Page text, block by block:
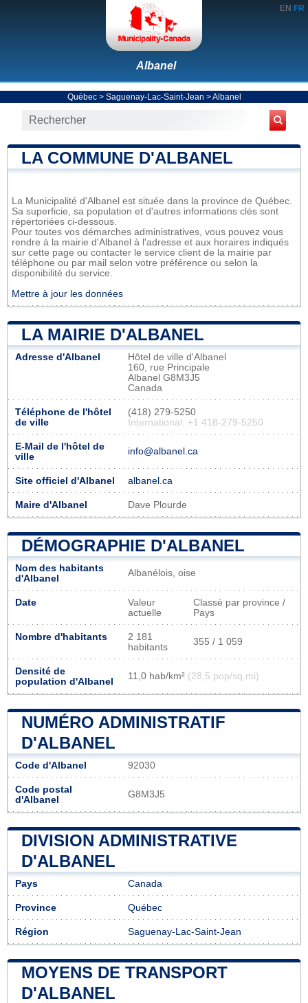
EN FR
Albanel
Québec> Saguenay-Lac-Saint-Jean >Albanel
LA COMMUNE D'ALBANEL
La Municipalité d'Albanel est située dans la province de Québec.
Sa superficie, sa population et d'autres informations clés sont
répertoriées ci-dessous.
Pour toutes vos démarches administratives, vous pouvez vous
rendre à la mairie d'Albanel à l'adresse et aux horaires indiqués
sur cette page ou contacter le service client de la mairie par
téléphone ou par mail selon votre préférence ou selon la
disponibilité du service.
Mettre à jour les données
LA MAIRIE D'ALBANEL
Adresse d'Albanel
Hôtel de ville d'Albanel
160, rue Principale
Albanel G8M3J5
Canada
Téléphone de l'hôtel
de ville
(418) 279-5250
International: +1 418-279-5250
E-Mail de l'hôtel de
ville
info@albanel.ca
Site officiel d'Albanel albanel.ca
Maire d'Albanel Dave Plourde
DÉMOGRAPHIE D'ALBANEL
Nom des habitants
d'Albanel
Albanélois, oise
Date
Valeur
actuelle
Classé par province /
Pays
Nombre d'habitants
2 181
habitants
355 / 1 059
Densité de
population d'Albanel
11,0 hab/km² (28,5 pop/sq mi)
NUMÉRO ADMINISTRATIF
D'ALBANEL
Code d'Albanel 92030
Code postal
d'Albanel
G8M3J5
DIVISION ADMINISTRATIVE
D'ALBANEL
Pays Canada
Province Québec
Région Saguenay-Lac-Saint-Jean
MOYENS DE TRANSPORT
D'ALBANEL